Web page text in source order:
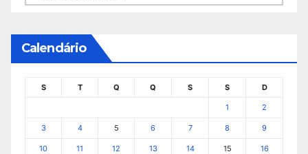
Calendário
S T Q Q S S D
1 2
3 4 5 6 7 8 9
10 11 12 13 14 15 16